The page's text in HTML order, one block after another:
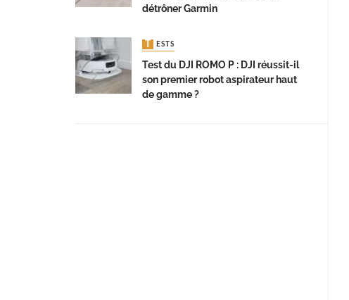
détrôner Garmin
TESTS
Test du DJI ROMO P : DJI réussit-il
son premier robot aspirateur haut
de gamme ?